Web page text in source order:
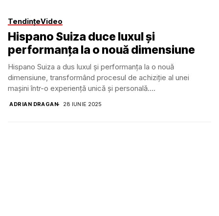
TendințeVideo
Hispano Suiza duce luxul și
performanța la o nouă dimensiune
Hispano Suiza a dus luxul și performanța la o nouă
dimensiune, transformând procesul de achiziție al unei
mașini într-o experiență unică și personală....
ADRIAN DRAGAN 28 IUNIE 2025